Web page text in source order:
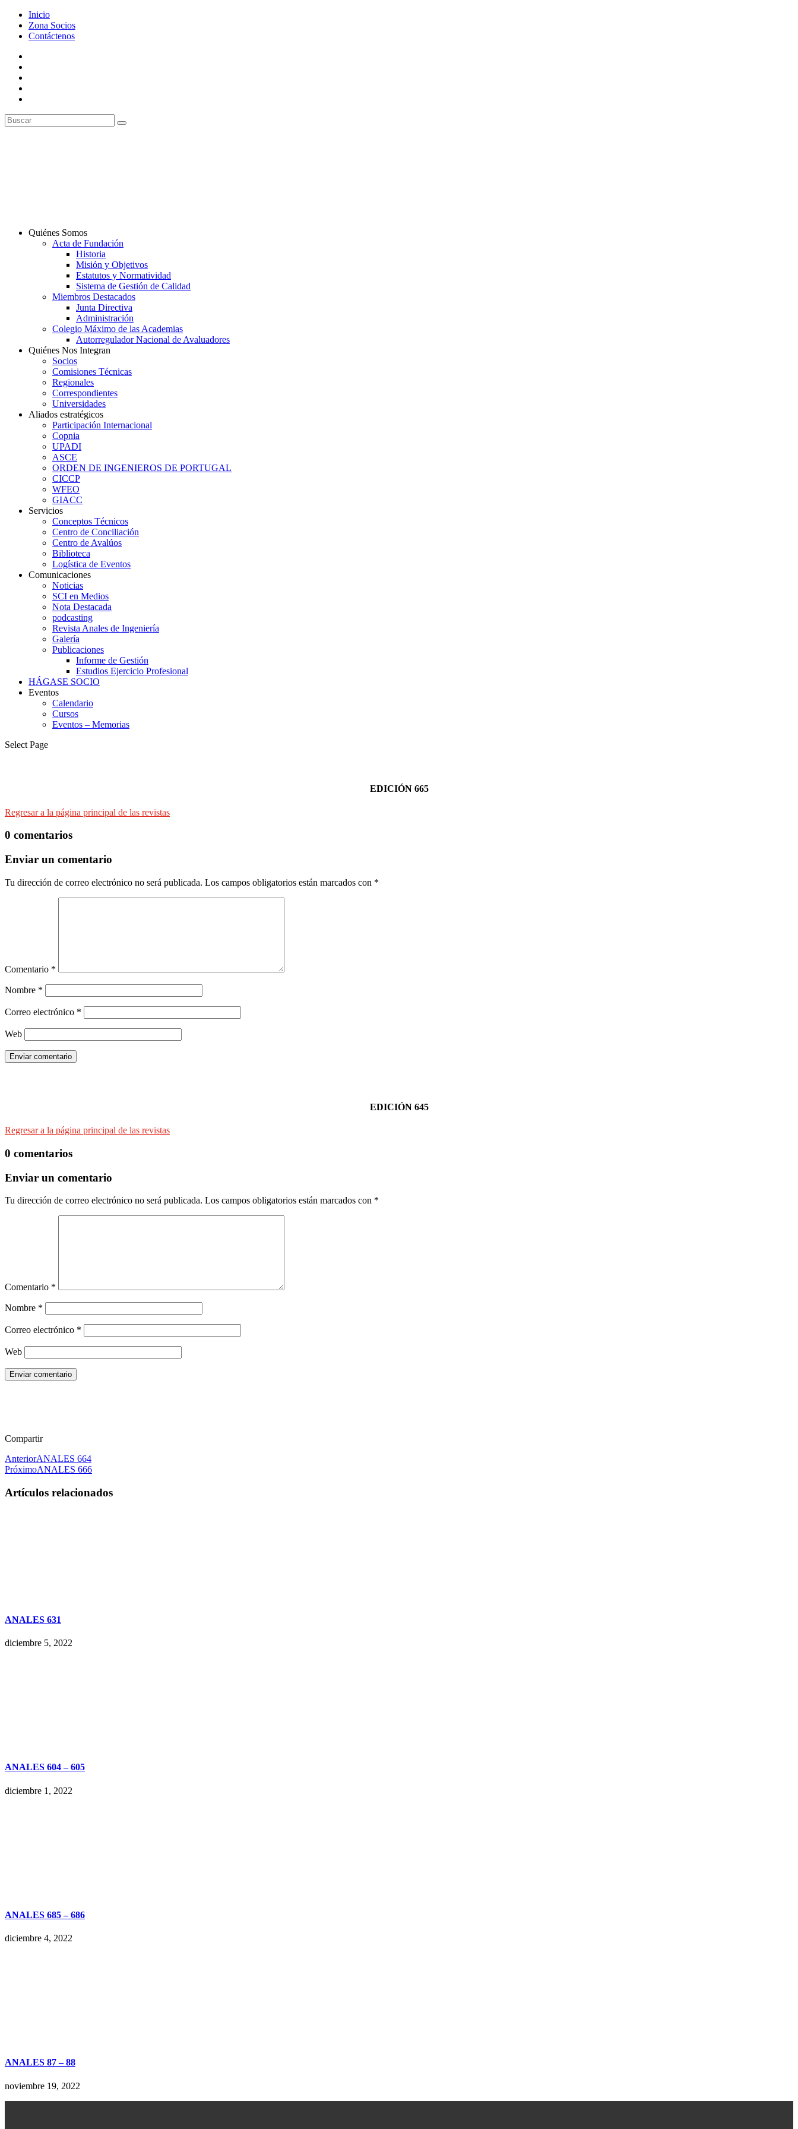
Inicio
Zona Socios
Contáctenos
Quiénes Somos
Acta de Fundación
Historia
Misión y Objetivos
Estatutos y Normatividad
Sistema de Gestión de Calidad
Miembros Destacados
Junta Directiva
Administración
Colegio Máximo de las Academias
Autorregulador Nacional de Avaluadores
Quiénes Nos Integran
Socios
Comisiones Técnicas
Regionales
Correspondientes
Universidades
Aliados estratégicos
Participación Internacional
Copnia
UPADI
ASCE
ORDEN DE INGENIEROS DE PORTUGAL
CICCP
WFEO
GIACC
Servicios
Conceptos Técnicos
Centro de Conciliación
Centro de Avalúos
Biblioteca
Logística de Eventos
Comunicaciones
Noticias
SCI en Medios
Nota Destacada
podcasting
Revista Anales de Ingeniería
Galería
Publicaciones
Informe de Gestión
Estudios Ejercicio Profesional
HÁGASE SOCIO
Eventos
Calendario
Cursos
Eventos – Memorias
Select Page
EDICIÓN 665
Regresar a la página principal de las revistas
0 comentarios
Enviar un comentario
Tu dirección de correo electrónico no será publicada. Los campos obligatorios están marcados con *
Comentario *
Nombre *
Correo electrónico *
Web
Enviar comentario
EDICIÓN 645
Regresar a la página principal de las revistas
0 comentarios
Enviar un comentario
Tu dirección de correo electrónico no será publicada. Los campos obligatorios están marcados con *
Comentario *
Nombre *
Correo electrónico *
Web
Enviar comentario
Compartir
AnteriorANALES 664
PróximoANALES 666
Artículos relacionados
ANALES 631
diciembre 5, 2022
ANALES 604 – 605
diciembre 1, 2022
ANALES 685 – 686
diciembre 4, 2022
ANALES 87 – 88
noviembre 19, 2022